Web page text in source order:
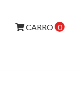
CARRO 0